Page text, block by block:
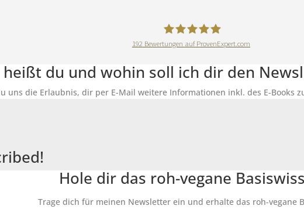
DeineErnährungAkademie
192 Bewertungen auf ProvenExpert.com
heißt du und wohin soll ich dir den
uns die Erlaubnis, dir per E-Mail weitere Informationen inkl. des E-Books
Hole dir das roh-vegane
Trage dich für meinen Newsletter ein und erhalte das roh-vegane